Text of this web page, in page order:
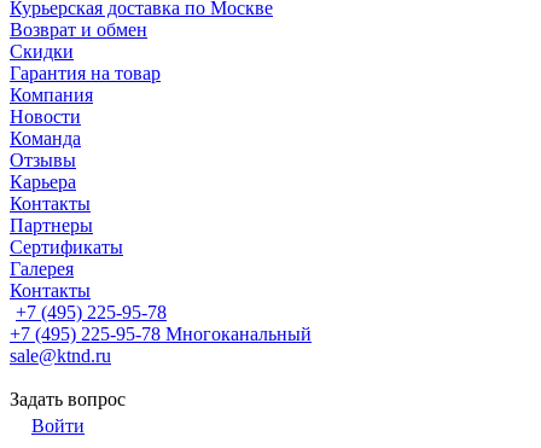
Курьерская доставка по Москве
Возврат и обмен
Скидки
Гарантия на товар
Компания
Новости
Команда
Отзывы
Карьера
Контакты
Партнеры
Сертификаты
Галерея
Контакты
+7 (495) 225-95-78
+7 (495) 225-95-78 Многоканальный
sale@ktnd.ru
Задать вопрос
Войти